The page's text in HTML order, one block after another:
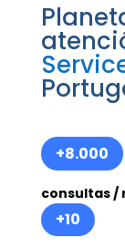
+8.000
consultas /
+10